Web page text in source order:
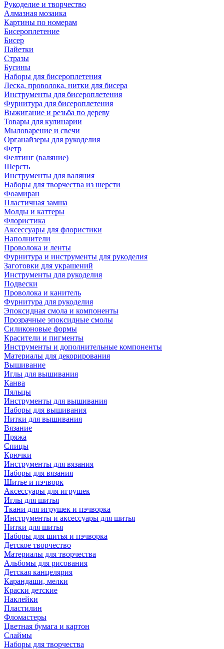
Рукоделие и творчество
Алмазная мозаика
Картины по номерам
Бисероплетение
Бисер
Пайетки
Стразы
Бусины
Наборы для бисероплетения
Леска, проволока, нитки для бисера
Инструменты для бисероплетения
Фурнитура для бисероплетения
Выжигание и резьба по дереву
Товары для кулинарии
Мыловарение и свечи
Органайзеры для рукоделия
Фетр
Фелтинг (валяние)
Шерсть
Инструменты для валяния
Наборы для творчества из шерсти
Фоамиран
Пластичная замша
Молды и каттеры
Флористика
Аксессуары для флористики
Наполнители
Проволока и ленты
Фурнитура и инструменты для рукоделия
Заготовки для украшений
Инструменты для рукоделия
Подвески
Проволока и канитель
Фурнитура для рукоделия
Эпоксидная смола и компоненты
Прозрачные эпоксидные смолы
Силиконовые формы
Красители и пигменты
Инструменты и дополнительные компоненты
Материалы для декорирования
Вышивание
Иглы для вышивания
Канва
Пяльцы
Инструменты для вышивания
Наборы для вышивания
Нитки для вышивания
Вязание
Пряжа
Спицы
Крючки
Инструменты для вязания
Наборы для вязания
Шитье и пэчворк
Аксессуары для игрушек
Иглы для шитья
Ткани для игрушек и пэчворка
Инструменты и аксессуары для шитья
Нитки для шитья
Наборы для шитья и пэчворка
Детское творчество
Материалы для творчества
Альбомы для рисования
Детская канцелярия
Карандаши, мелки
Краски детские
Наклейки
Пластилин
Фломастеры
Цветная бумага и картон
Слаймы
Наборы для творчества